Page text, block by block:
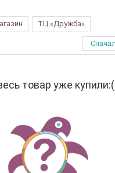
ТЦ «Дружба»
товар уже купили:(